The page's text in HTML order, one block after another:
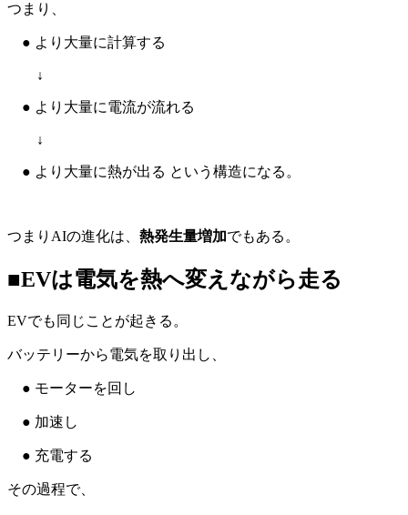
つまり、
● より大量に計算する
↓
● より大量に電流が流れる
↓
● より大量に熱が出る という構造になる。
つまりAIの進化は、 熱発生量増加でもある。
■EVは電気を熱へ変えながら走る
EVでも同じことが起きる。
バッテリーから電気を取り出し、
● モーターを回し
● 加速し
● 充電する
その過程で、